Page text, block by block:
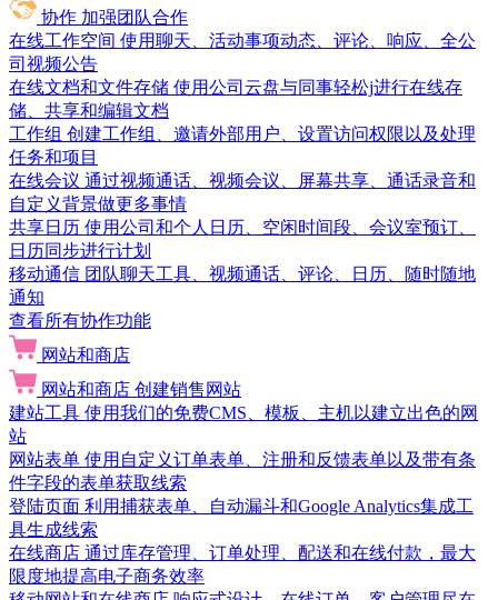
协作 加强团队合作
在线工作空间 使用聊天、活动事项动态、评论、响应、全公
司视频公告
在线文档和文件存储 使用公司云盘与同事轻松j进行在线存
储、共享和编辑文档
工作组 创建工作组、邀请外部用户、设置访问权限以及处理
任务和项目
在线会议 通过视频通话、视频会议、屏幕共享、通话录音和
自定义背景做更多事情
共享日历 使用公司和个人日历、空闲时间段、会议室预订、
日历同步进行计划
移动通信 团队聊天工具、视频通话、评论、日历、随时随地
通知
查看所有协作功能
网站和商店
网站和商店 创建销售网站
建站工具 使用我们的免费CMS、模板、主机以建立出色的网
站
网站表单 使用自定义订单表单、注册和反馈表单以及带有条
件字段的表单获取线索
登陆页面 利用捕获表单、自动漏斗和Google Analytics集成工
具生成线索
在线商店 通过库存管理、订单处理、配送和在线付款，最大
限度地提高电子商务效率